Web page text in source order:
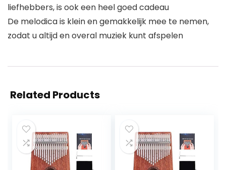
liefhebbers, is ook een heel goed cadeau
De melodica is klein en gemakkelijk mee te nemen,
zodat u altijd en overal muziek kunt afspelen
Related Products